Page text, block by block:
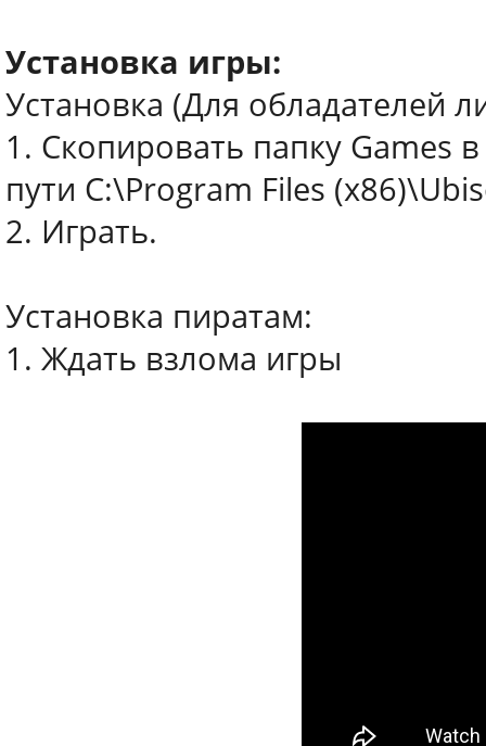
Установка игры:
Установка (Для обладателей
1. Скопировать папку Games
пути C:\Program Files
2. Играть.
Установка пиратам:
1. Ждать взлома игры